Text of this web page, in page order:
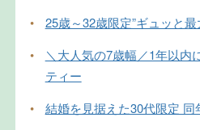
•
25歳～32歳限定”ギュッと
•
＼大人気の7歳幅／1年以
ティー
•
結婚を見据えた30代限定 同